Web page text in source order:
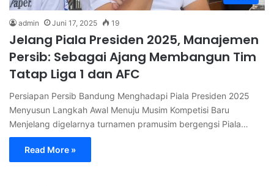
admin Juni 17, 2025 19
Jelang Piala Presiden 2025, Manajemen
Persib: Sebagai Ajang Membangun Tim
Tatap Liga 1 dan AFC
Persiapan Persib Bandung Menghadapi Piala Presiden 2025
Menyusun Langkah Awal Menuju Musim Kompetisi Baru
Menjelang digelarnya turnamen pramusim bergengsi Piala…
Read More »